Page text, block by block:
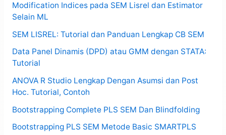
Modification Indices pada SEM Lisrel dan Estimator
Selain ML
SEM LISREL: Tutorial dan Panduan Lengkap CB SEM
Data Panel Dinamis (DPD) atau GMM dengan STATA:
Tutorial
ANOVA R Studio Lengkap Dengan Asumsi dan Post
Hoc. Tutorial, Contoh
Bootstrapping Complete PLS SEM Dan Blindfolding
Bootstrapping PLS SEM Metode Basic SMARTPLS